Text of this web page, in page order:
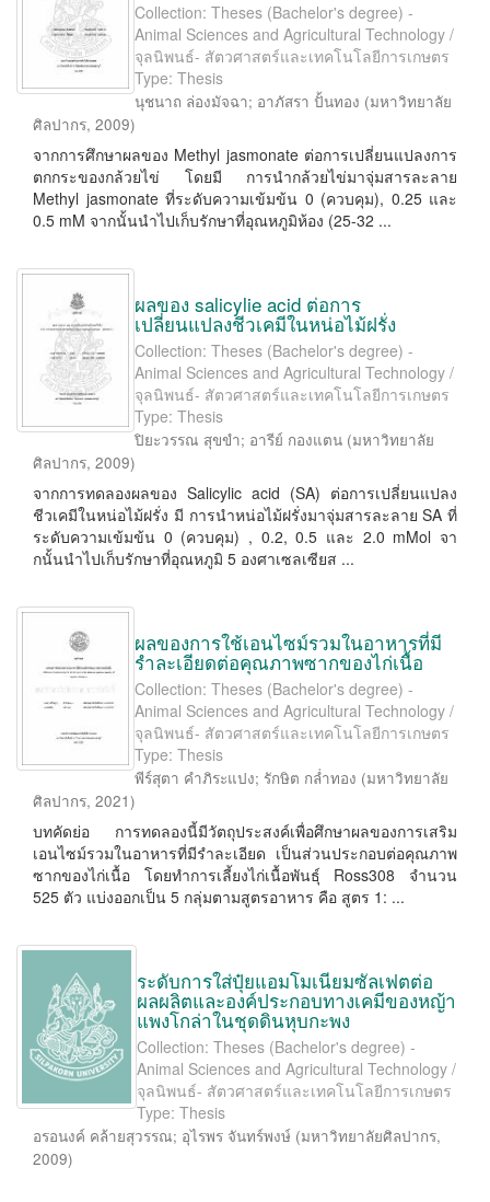
Collection: Theses (Bachelor's degree) -
Animal Sciences and Agricultural Technology /
จุลนิพนธ์- สัตวศาสตร์และเทคโนโลยีการเกษตร
Type: Thesis
นุชนาถ ล่องมัจฉา; อาภัสรา ปั้นทอง (มหาวิทยาลัย
ศิลปากร, 2009)
จากการศึกษาผลของ Methyl jasmonate ต่อการเปลี่ยนแปลงการ
ตกกระของกล้วยไข่ โดยมี การนํากล้วยไข่มาจุ่มสารละลาย
Methyl jasmonate ที่ระดับความเข้มข้น 0 (ควบคุม), 0.25 และ
0.5 mM จากนั้นนําไปเก็บรักษาที่อุณหภูมิห้อง (25-32 ...
ผลของ salicylie acid ต่อการ
เปลี่ยนแปลงชีวเคมีในหน่อไม้ฝรั่ง
Collection: Theses (Bachelor's degree) -
Animal Sciences and Agricultural Technology /
จุลนิพนธ์- สัตวศาสตร์และเทคโนโลยีการเกษตร
Type: Thesis
ปิยะวรรณ สุขขำ; อารีย์ กองแตน (มหาวิทยาลัย
ศิลปากร, 2009)
จากการทดลองผลของ Salicylic acid (SA) ต่อการเปลี่ยนแปลง
ชีวเคมีในหน่อไม้ฝรั่ง มี การนําหน่อไม้ฝรั่งมาจุ่มสารละลาย SA ที่
ระดับความเข้มข้น 0 (ควบคุม) , 0.2, 0.5 และ 2.0 mMol จา
กนั้นนําไปเก็บรักษาที่อุณหภูมิ 5 องศาเซลเซียส ...
ผลของการใช้เอนไซม์รวมในอาหารที่มี
รำละเอียดต่อคุณภาพซากของไก่เนื้อ
Collection: Theses (Bachelor's degree) -
Animal Sciences and Agricultural Technology /
จุลนิพนธ์- สัตวศาสตร์และเทคโนโลยีการเกษตร
Type: Thesis
พีร์สุตา คำภิระแปง; รักษิต กล่ำทอง (มหาวิทยาลัย
ศิลปากร, 2021)
บทคัดย่อ การทดลองนี้มีวัตถุประสงค์เพื่อศึกษาผลของการเสริม
เอนไซม์รวมในอาหารที่มีรำละเอียด เป็นส่วนประกอบต่อคุณภาพ
ซากของไก่เนื้อ โดยทำการเลี้ยงไก่เนื้อพันธุ์ Ross308 จำนวน
525 ตัว แบ่งออกเป็น 5 กลุ่มตามสูตรอาหาร คือ สูตร 1: ...
ระดับการใส่ปุ๋ยแอมโมเนียมซัลเฟตต่อ
ผลผลิตและองค์ประกอบทางเคมีของหญ้า
แพงโกล่าในชุดดินหุบกะพง
Collection: Theses (Bachelor's degree) -
Animal Sciences and Agricultural Technology /
จุลนิพนธ์- สัตวศาสตร์และเทคโนโลยีการเกษตร
Type: Thesis
อรอนงค์ คล้ายสุวรรณ; อุไรพร จันทร์พงษ์ (มหาวิทยาลัยศิลปากร,
2009)